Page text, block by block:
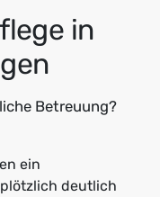
in
Betreuung?
ein
deutlich